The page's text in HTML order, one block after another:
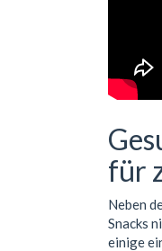
für
Neben
Snacks
einige